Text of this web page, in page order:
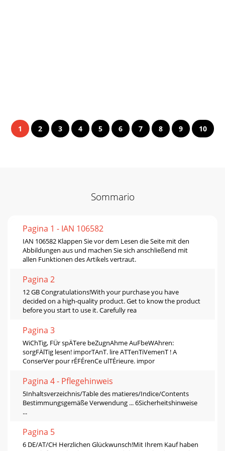
1 2 3 4 5 6 7 8 9 10
Sommario
Pagina 1 - IAN 106582
IAN 106582 Klappen Sie vor dem Lesen die Seite mit den
Abbildungen aus und machen Sie sich anschließend mit
allen Funktionen des Artikels vertraut.
Pagina 2
12 GB Congratulations!With your purchase you have
decided on a high-quality product. Get to know the product
before you start to use it. Carefully rea
Pagina 3
WiChTig, FÜr spÄTere beZugnAhme AuFbeWAhren:
sorgFÄlTig lesen! imporTAnT. lire ATTenTiVemenT ! A
ConserVer pour rÉFÉrenCe ulTÉrieure. impor
Pagina 4 - Pﬂegehinweis
5Inhaltsverzeichnis/Table des matieres/Indice/Contents
Bestimmungsgemäße Verwendung ... 6Sicherheitshinweise
...
Pagina 5
6 DE/AT/CH Herzlichen Glückwunsch!Mit Ihrem Kauf haben